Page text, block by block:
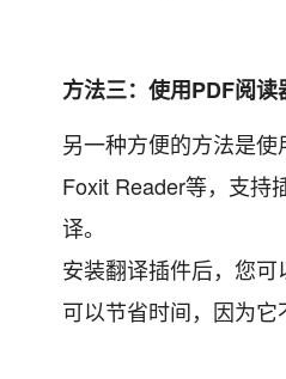
方法三：使用PDF阅读
另一种方便的方法是使
Foxit Reader等，支持
译。
安装翻译插件后，您
可以节省时间，因为它